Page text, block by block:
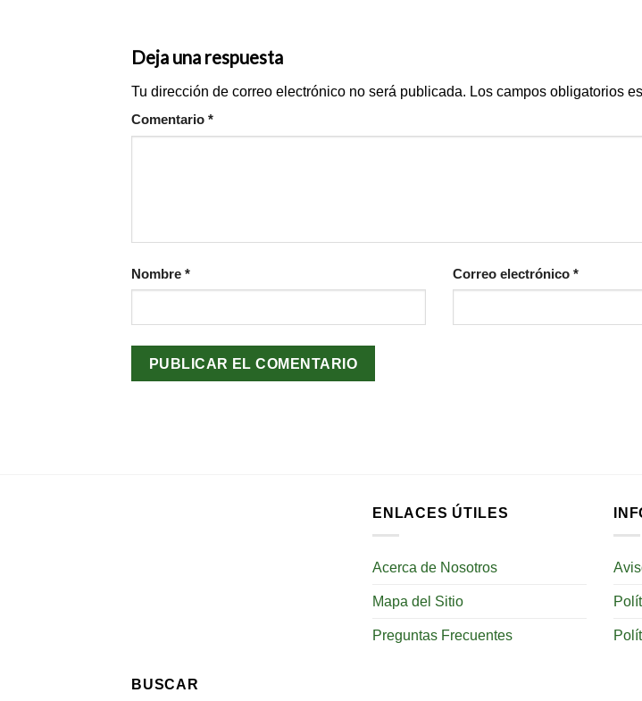
Deja una respuesta
Tu dirección de correo electrónico no será publicada. Los campos obligatorios
Comentario *
Nombre * Correo electrónico *
ENLACES ÚTILES
Acerca de Nosotros
Mapa del Sitio
Preguntas Frecuentes
BUSCAR